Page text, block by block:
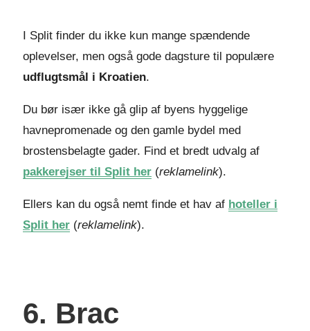
I Split finder du ikke kun mange spændende
oplevelser, men også gode dagsture til populære
udflugtsmål i Kroatien.
Du bør især ikke gå glip af byens hyggelige
havnepromenade og den gamle bydel med
brostensbelagte gader. Find et bredt udvalg af
pakkerejser til Split her (reklamelink).
Ellers kan du også nemt finde et hav af hoteller i
Split her (reklamelink).
6. Brac